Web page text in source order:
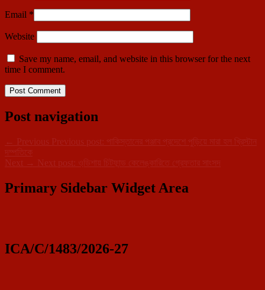
Email *
Website
Save my name, email, and website in this browser for the next
time I comment.
Post navigation
← Previous Previous post:
পাকিস্তানের পঞ্জাব প্রদেশে পুড়িয়ে মারা হল খ্রিস্টান
দম্পতিকে
Next → Next post: ওডি়শায় চিটফান্ড কেলেঙ্কারিতে গ্রেফতার সাংসদ
Primary Sidebar Widget Area
ICA/C/1483/2026-27